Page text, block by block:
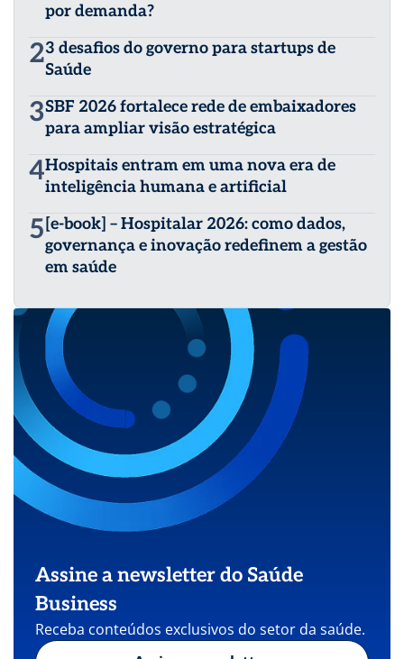
por demanda?
23 desafios do governo para startups de
Saúde
3SBF 2026 fortalece rede de embaixadores
para ampliar visão estratégica
4Hospitais entram em uma nova era de
inteligência humana e artificial
5 [e-book] – Hospitalar 2026: como dados,
governança e inovação redefinem a gestão
em saúde
Assine a newsletter do Saúde
Business
Receba conteúdos exclusivos do setor da saúde.